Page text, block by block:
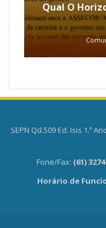
Qual O
SEPN Qd.509 Ed. Isis 1.º
Fone/Fax: (61)
Horário de